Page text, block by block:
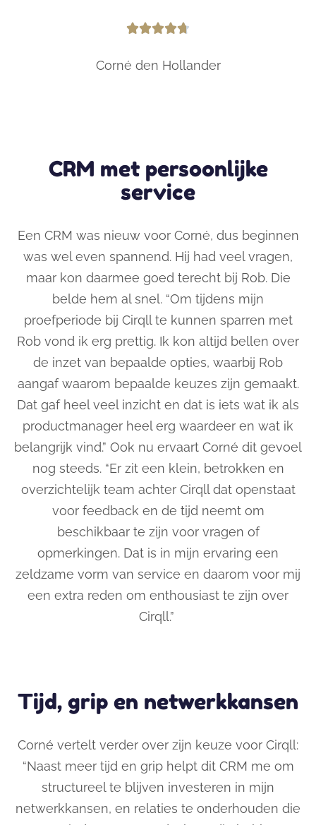

Corné den Hollander
CRM met persoonlijke
service
Een CRM was nieuw voor Corné, dus beginnen
was wel even spannend. Hij had veel vragen,
maar kon daarmee goed terecht bij Rob. Die
belde hem al snel. “Om tijdens mijn
proefperiode bij Cirqll te kunnen sparren met
Rob vond ik erg prettig. Ik kon altijd bellen over
de inzet van bepaalde opties, waarbij Rob
aangaf waarom bepaalde keuzes zijn gemaakt.
Dat gaf heel veel inzicht en dat is iets wat ik als
productmanager heel erg waardeer en wat ik
belangrijk vind.” Ook nu ervaart Corné dit gevoel
nog steeds. “Er zit een klein, betrokken en
overzichtelijk team achter Cirqll dat openstaat
voor feedback en de tijd neemt om
beschikbaar te zijn voor vragen of
opmerkingen. Dat is in mijn ervaring een
zeldzame vorm van service en daarom voor mij
een extra reden om enthousiast te zijn over
Cirqll.”
Tijd, grip en netwerkkansen
Corné vertelt verder over zijn keuze voor Cirqll:
“Naast meer tijd en grip helpt dit CRM me om
structureel te blijven investeren in mijn
netwerkkansen, en relaties te onderhouden die